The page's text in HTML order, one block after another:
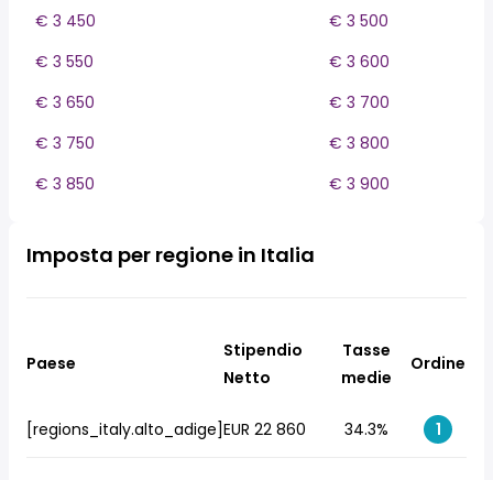
€ 3 450
€ 3 500
€ 3 550
€ 3 600
€ 3 650
€ 3 700
€ 3 750
€ 3 800
€ 3 850
€ 3 900
Imposta per regione in Italia
Paese
Stipendio
Netto
Tasse
medie
Ordine
[regions_italy.alto_adige]EUR 22 860 34.3% 1